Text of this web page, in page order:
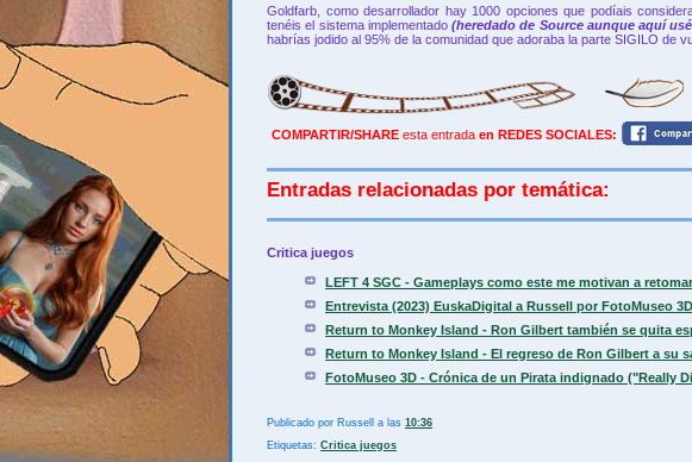
Goldfarb, como desarrollador hay 1000 opciones que podíais
tenéis el sistema implementado(heredado de Source aunque aquí
habrías jodido al 95% de la comunidad que adoraba la parte SIGILO de
COMPARTIR/SHARE esta entrada en REDES SOCIALES:
Entradas relacionadas por temática:
Critica juegos
LEFT 4 SGC - Gameplays como este me motivan a
Entrevista (2023) EuskaDigital a Russell por FotoMuseo
Return to Monkey Island - Ron Gilbert también se quita
Return to Monkey Island - El regreso de Ron Gilbert a su
FotoMuseo 3D - Crónica de un Pirata indignado ("Really
Publicado por Russell a las 10:36
Etiquetas: Critica juegos